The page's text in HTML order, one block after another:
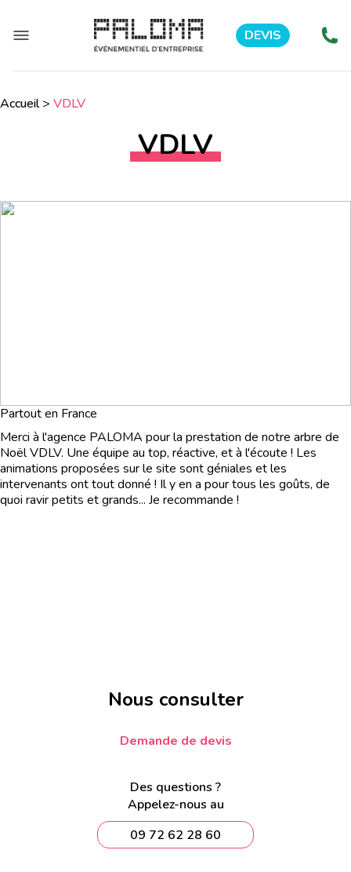
DEVIS
Accueil> VDLV
VDLV
Partout en France
Merci à l'agence PALOMA pour la prestation de notre arbre de
Noël VDLV. Une équipe au top, réactive, et à l'écoute ! Les
animations proposées sur le site sont géniales et les
intervenants ont tout donné ! Il y en a pour tous les goûts, de
quoi ravir petits et grands... Je recommande !
Nous consulter
Demande de devis
Des questions ?
Appelez-nous au
09 72 62 28 60